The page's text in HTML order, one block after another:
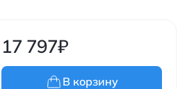
17 797₽
В корзину